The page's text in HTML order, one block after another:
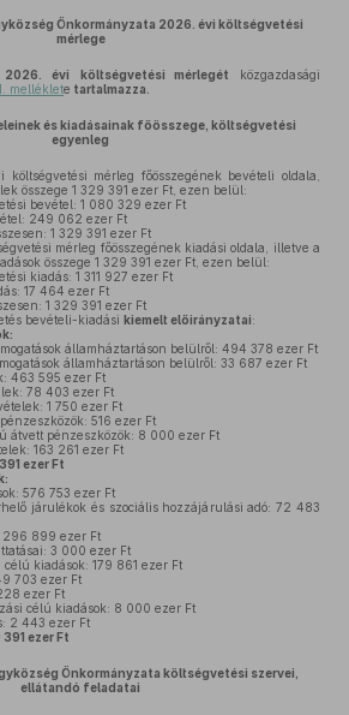
Önkormányzata 2026. évi költségvetési
mérlege
2026. évi költségvetési mérlegét
közgazdasági
melléklete tartalmazza.
és kiadásainak főösszege, költségvetési
egyenleg
mérleg főösszegének bevételi oldala,
összege 1 329 391 ezer Ft, ezen belül:
bevétel: 1 080 329 ezer Ft
249 062 ezer Ft
1 329 391 ezer Ft
mérleg főösszegének kiadási oldala, illetve a
összege 1 329 391 ezer Ft, ezen belül:
kiadás: 1 311 927 ezer Ft
17 464 ezer Ft
1 329 391 ezer Ft
bevételi-kiadási kiemelt előirányzatai:
államháztartáson belülről: 494 378 ezer Ft
államháztartáson belülről: 33 687 ezer Ft
463 595 ezer Ft
78 403 ezer Ft
1 750 ezer Ft
516 ezer Ft
átvett pénzeszközök: 8 000 ezer Ft
163 261 ezer Ft
ezer Ft
576 753 ezer Ft
járulékok és szociális hozzájárulási adó: 72 483
296 899 ezer Ft
3 000 ezer Ft
célú kiadások: 179 861 ezer Ft
703 ezer Ft
ezer Ft
célú kiadások: 8 000 ezer Ft
2 443 ezer Ft
391 ezer Ft
Önkormányzata költségvetési szervei,
ellátandó feladatai